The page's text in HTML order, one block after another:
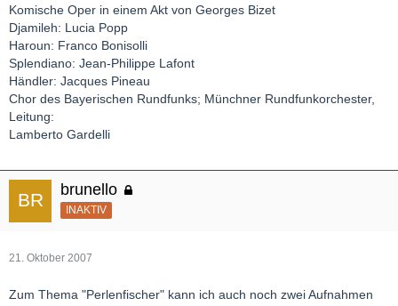
Komische Oper in einem Akt von Georges Bizet
Djamileh: Lucia Popp
Haroun: Franco Bonisolli
Splendiano: Jean-Philippe Lafont
Händler: Jacques Pineau
Chor des Bayerischen Rundfunks; Münchner Rundfunkorchester,
Leitung:
Lamberto Gardelli
brunello
INAKTIV
21. Oktober 2007
Zum Thema "Perlenfischer" kann ich auch noch zwei Aufnahmen